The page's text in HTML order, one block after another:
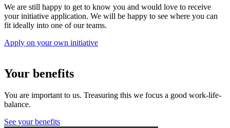
We are still happy to get to know you and would love to receive
your initiative application. We will be happy to see where you can
fit ideally into one of our teams.
Apply on your own initiative
Your benefits
You are important to us. Treasuring this we focus a good work-life-
balance.
See your benefits